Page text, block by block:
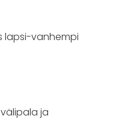
lapsi-vanhempi
ja